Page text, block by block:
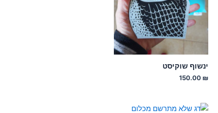
ינשוף שוקיסט
150.00 ₪